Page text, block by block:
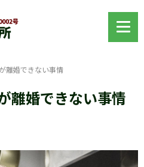
離婚できない事情
離婚できない事情